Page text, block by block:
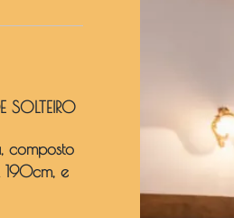
composto
e